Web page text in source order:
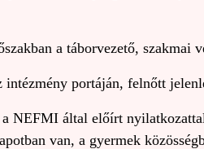
a táborvezető, szakmai
portáján, felnőtt
NEFMI által előírt
van, a gyermek